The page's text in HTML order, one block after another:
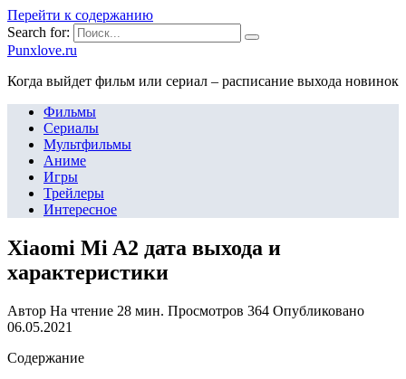
Перейти к содержанию
Search for:
Punxlove.ru
Когда выйдет фильм или сериал – расписание выхода новинок
Фильмы
Сериалы
Мультфильмы
Аниме
Игры
Трейлеры
Интересное
Xiaomi Mi A2 дата выхода и
характеристики
Автор На чтение 28 мин. Просмотров 364 Опубликовано
06.05.2021
Содержание